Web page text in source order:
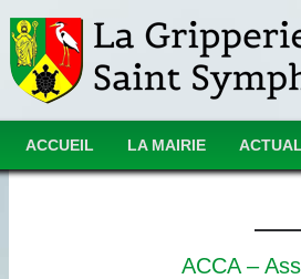
ACCUEIL LA MAIRIE
ACCA –